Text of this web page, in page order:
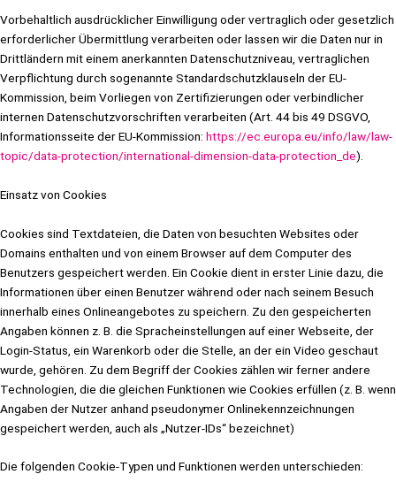
Vorbehaltlich ausdrücklicher Einwilligung oder vertraglich oder gesetzlich
erforderlicher Übermittlung verarbeiten oder lassen wir die Daten nur in
Drittländern mit einem anerkannten Datenschutzniveau, vertraglichen
Verpflichtung durch sogenannte Standardschutzklauseln der EU-
Kommission, beim Vorliegen von Zertifizierungen oder verbindlicher
internen Datenschutzvorschriften verarbeiten (Art. 44 bis 49 DSGVO,
Informationsseite der EU-Kommission: https://ec.europa.eu/info/law/law-
topic/data-protection/international-dimension-data-protection_de).
Einsatz von Cookies
Cookies sind Textdateien, die Daten von besuchten Websites oder
Domains enthalten und von einem Browser auf dem Computer des
Benutzers gespeichert werden. Ein Cookie dient in erster Linie dazu, die
Informationen über einen Benutzer während oder nach seinem Besuch
innerhalb eines Onlineangebotes zu speichern. Zu den gespeicherten
Angaben können z. B. die Spracheinstellungen auf einer Webseite, der
Login-Status, ein Warenkorb oder die Stelle, an der ein Video geschaut
wurde, gehören. Zu dem Begriff der Cookies zählen wir ferner andere
Technologien, die die gleichen Funktionen wie Cookies erfüllen (z. B. wenn
Angaben der Nutzer anhand pseudonymer Onlinekennzeichnungen
gespeichert werden, auch als „Nutzer-IDs“ bezeichnet)
Die folgenden Cookie-Typen und Funktionen werden unterschieden: